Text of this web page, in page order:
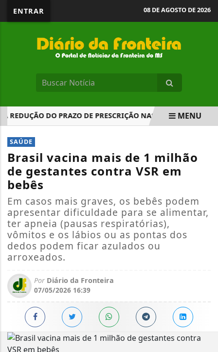
ENTRAR 08 DE AGOSTO DE 2026
DO PRAZO DE PRESCRIÇÃO NAS AÇÕES DE
EM ALTA
MENU
SAÚDE
Brasil vacina mais de 1 milhão
de gestantes contra VSR em
bebês
Em casos mais graves, os bebês podem
apresentar dificuldade para se alimentar,
ter apneia (pausas respiratórias),
vômitos e os lábios ou as pontas dos
dedos podem ficar azulados ou
arroxeados.
Por Diário da Fronteira
07/05/2026 16:39